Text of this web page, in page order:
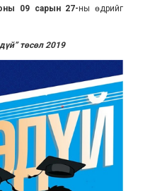
09 сарын 27-ны өдрийг
төсөл 2019